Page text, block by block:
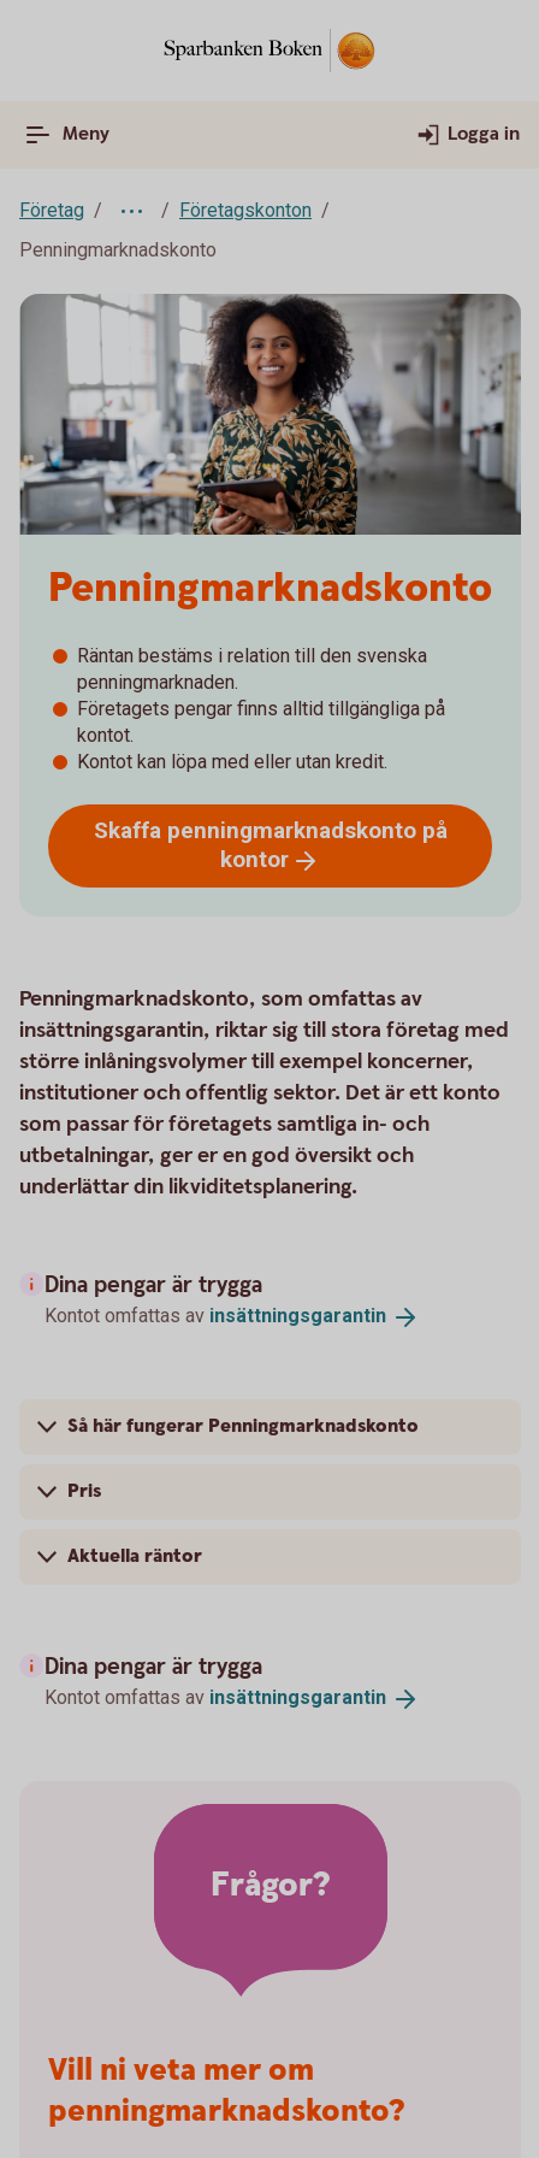
Meny Logga in
Företag
Företagskonton
Penningmarknadskonto
Penningmarknadskonto
Räntan bestäms i relation till den svenska
penningmarknaden.
Företagets pengar finns alltid tillgängliga på
kontot.
Kontot kan löpa med eller utan kredit.
Skaffa penningmarknadskonto på
kontor
Penningmarknadskonto, som omfattas av
insättningsgarantin, riktar sig till stora företag med
större inlåningsvolymer till exempel koncerner,
institutioner och offentlig sektor. Det är ett konto
som passar för företagets samtliga in- och
utbetalningar, ger er en god översikt och
underlättar din likviditetsplanering.
Dina pengar är trygga
Kontot omfattas av insättningsgarantin
Så här fungerar Penningmarknadskonto
Pris
Aktuella räntor
Dina pengar är trygga
Kontot omfattas av insättningsgarantin
Vill ni veta mer om
penningmarknadskonto?
Frågor?